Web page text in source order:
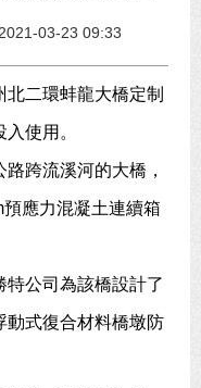
03-23 09:33
二環蚌龍大橋定制
使用。
跨流溪河的大橋，
應力混凝土連續箱
公司為該橋設計了
動式復合材料橋墩防